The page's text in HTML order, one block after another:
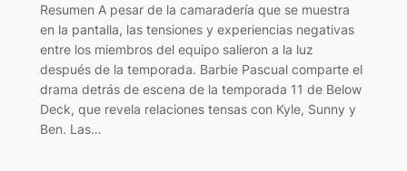
Resumen A pesar de la camaradería que se muestra
en la pantalla, las tensiones y experiencias negativas
entre los miembros del equipo salieron a la luz
después de la temporada. Barbie Pascual comparte el
drama detrás de escena de la temporada 11 de Below
Deck, que revela relaciones tensas con Kyle, Sunny y
Ben. Las…